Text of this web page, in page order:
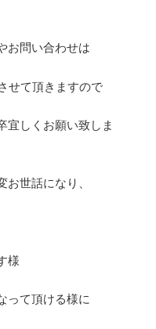
お問い合わせは
せて頂きますので
宜しくお願い致しま
世話になり、
様
って頂ける様に